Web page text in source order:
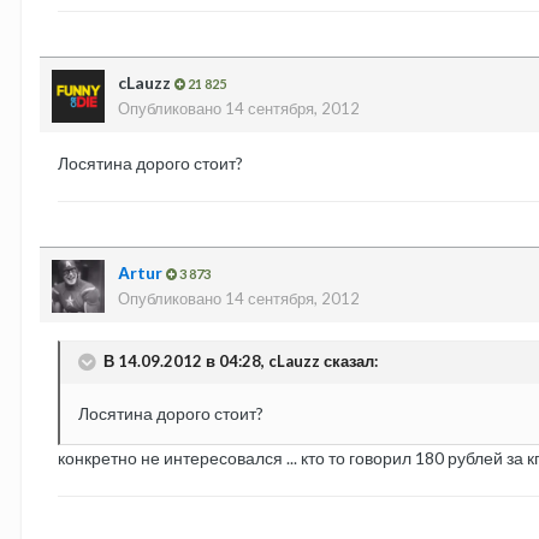
cLauzz 21 825
Опубликовано 14 сентября, 2012
Лосятина дорого стоит?
Аrtur 3 873
Опубликовано 14 сентября, 2012
В 14.09.2012 в 04:28, cLauzz сказал:
Лосятина дорого стоит?
конкретно не интересовался ... кто то говорил 180 рублей за кг